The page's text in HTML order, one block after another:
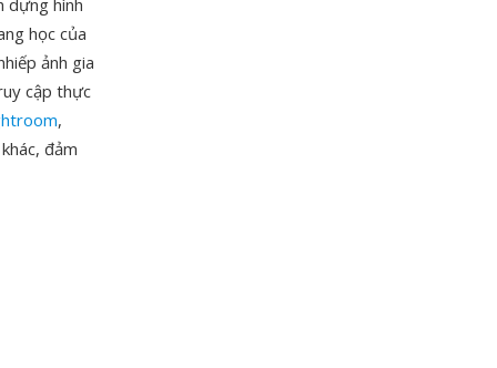
dựng hình
học của
ảnh gia
cập thực
,
đảm